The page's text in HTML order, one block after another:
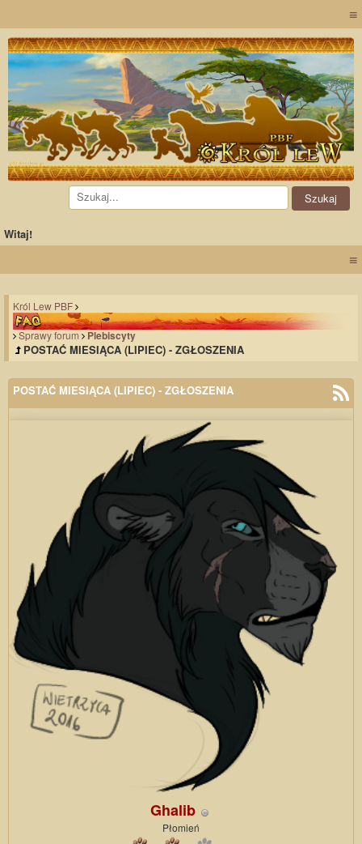
≡
Witaj!
≡
Król Lew PBF
Sprawy forum Plebiscyty
POSTAĆ MIESIĄCA (LIPIEC) - ZGŁOSZENIA
POSTAĆ MIESIĄCA (LIPIEC) - ZGŁOSZENIA
Ghalib
Płomień